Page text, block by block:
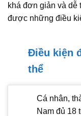
khá đơn giản và dễ
được những điều
Điều kiện
thể
Cá nhân,
Nam đủ 18